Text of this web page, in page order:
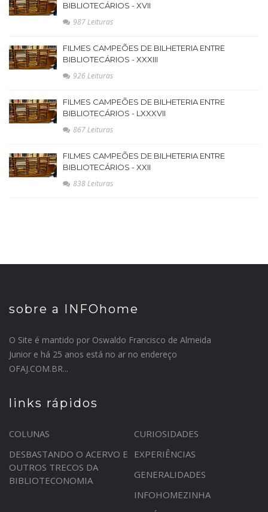
BIBLIOTECÁRIOS - XVII
987 Leituras
FILMES CAMPEÕES DE BILHETERIA ENTRE
BIBLIOTECÁRIOS - XXXIII
926 Leituras
FILMES CAMPEÕES DE BILHETERIA ENTRE
BIBLIOTECÁRIOS - LXXXVII
867 Leituras
FILMES CAMPEÕES DE BILHETERIA ENTRE
BIBLIOTECÁRIOS - XXII
838 Leituras
sobre a INFOhome
O Site é mantido por Oswaldo Francisco de Almeida
Junior e há 25 anos está no ar no endereço
OFAJ.COM.BR...
links rápidos
COLUNAS
CURIOSIDADES
DESBASTANDO O ACERVO E
OUTROS TRECOS DA
BIBLIOTECONOMIA
EXPERIÊNCIAS
GENERALIDADES
INFOHOMEZINHA